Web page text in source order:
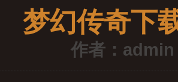
梦幻传奇下
作者：admin